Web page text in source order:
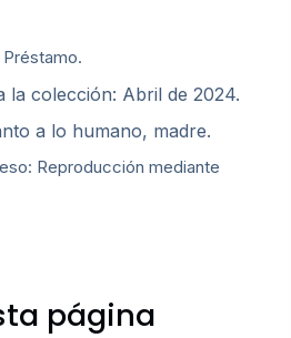
la colección: Abril de 2024.
a lo humano, madre.
Reproducción mediante
página